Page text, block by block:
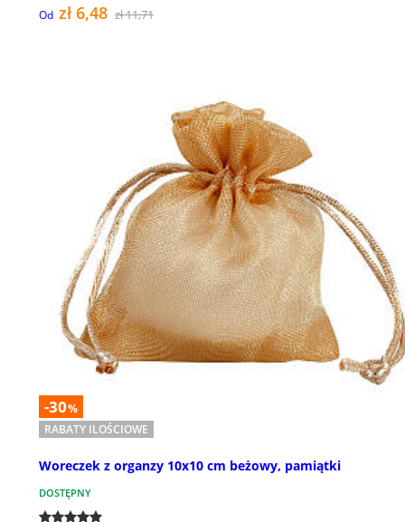
Od zł 6,48 zł 11,71
-30%
RABATY ILOŚCIOWE
Woreczek z organzy 10x10 cm beżowy, pamiątki
DOSTĘPNY